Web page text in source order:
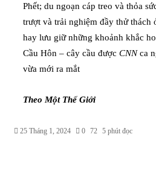
Phết; du ngoạn cáp treo và thỏa
trượt và trải nghiệm đầy thử thách
hay lưu giữ những khoảnh khắc
Cầu Hôn – cây cầu được CNNca
vừa mới ra mắt
Theo Một Thế Giới
25 Tháng 1, 2024 0 72 5 phút đọc